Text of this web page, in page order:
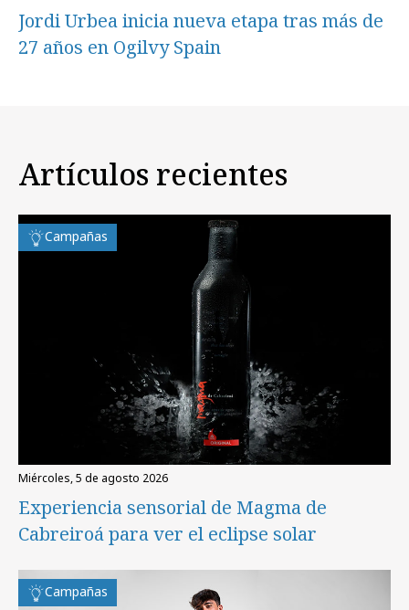
Jordi Urbea inicia nueva etapa tras más de
27 años en Ogilvy Spain
Artículos recientes
Campañas
miércoles, 5 de agosto 2026
Experiencia sensorial de Magma de
Cabreiroá para ver el eclipse solar
Campañas